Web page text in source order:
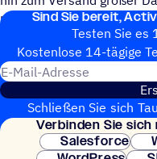
reichen, schaffen Sie
Sind Sie bereit,
Testen Sie es
Kosten­lose 14-tägige
Schließen Sie sich
Kreditkarte
Verbin­den Sie
Salesforce